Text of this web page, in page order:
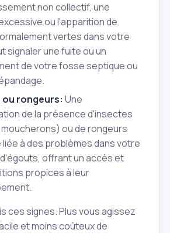
non collectif, une
ou l'apparition de
vertes dans votre
signaler une fuite ou un
de votre fosse septique ou
rongeurs: Une
de la présence d'insectes
ou de rongeurs
à des problèmes dans votre
offrant un accès et
propices à leur
ces signes. Plus vous agissez
et moins coûteux de